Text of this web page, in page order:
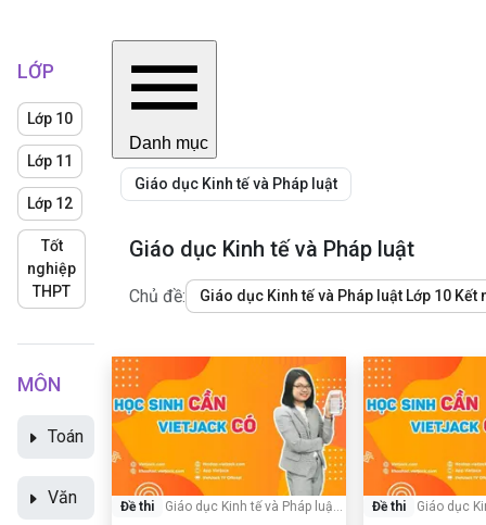
LỚP
Lớp 10
Lớp 11
Lớp 12
Tốt
nghiệp
THPT
MÔN
Toán
Văn
Danh mục
Giáo dục Kinh tế và Pháp luật
Giáo dục Kinh tế và Pháp luật
Chủ đề: Giáo dục Kinh tế và Pháp luật Lớp 10 Kết
Đề thi Giáo dục Kinh tế và Pháp luật-
Đề thi Giáo dục